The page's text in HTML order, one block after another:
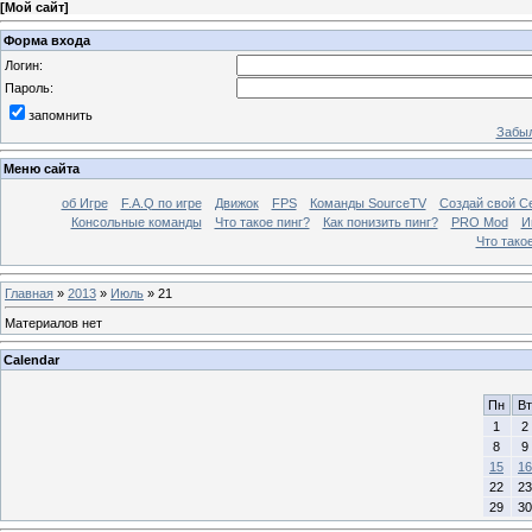
[Мой сайт]
Форма входа
Логин:
Пароль:
запомнить
Меню сайта
об Игре F.A.Q по игре Движок FPS Команды SourceTV
Создай свой
Консольные команды
Что такое пинг? Как понизить пинг? PRO Mod
Что
Главная » 2013 » Июль » 21
Материалов нет
Calendar
Пн
Вт
1
2
8
9
15
16
22
23
29
30